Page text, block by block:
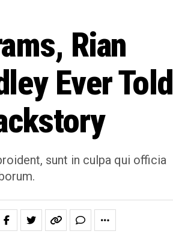
Rian
Ever Told
sunt in culpa qui officia